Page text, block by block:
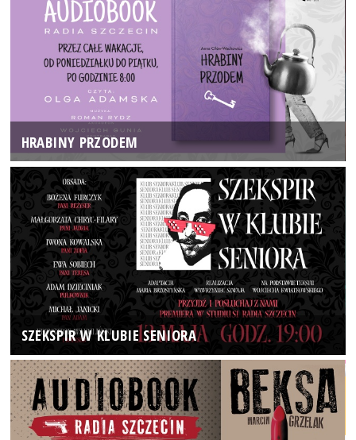
HRABINY PRZODEM
SZEKSPIR W KLUBIE SENIORA